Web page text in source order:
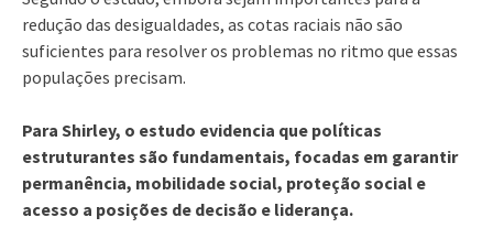
redução das desigualdades, as cotas raciais não são
suficientes para resolver os problemas no ritmo que essas
populações precisam.
Para Shirley, o estudo evidencia que políticas
estruturantes são fundamentais, focadas em garantir
permanência, mobilidade social, proteção social e
acesso a posições de decisão e liderança.